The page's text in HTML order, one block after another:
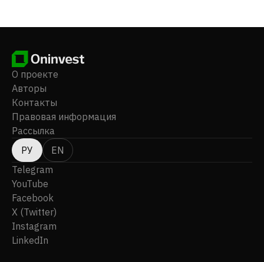
квартира находится в Цуен Ван, Гонконг. Wing Chi
Colourfield Global Limited.
О проекте
Авторы
Контакты
Правовая информация
Рассылка
РУ
EN
Telegram
YouTube
Facebook
X (Twitter)
Instagram
LinkedIn